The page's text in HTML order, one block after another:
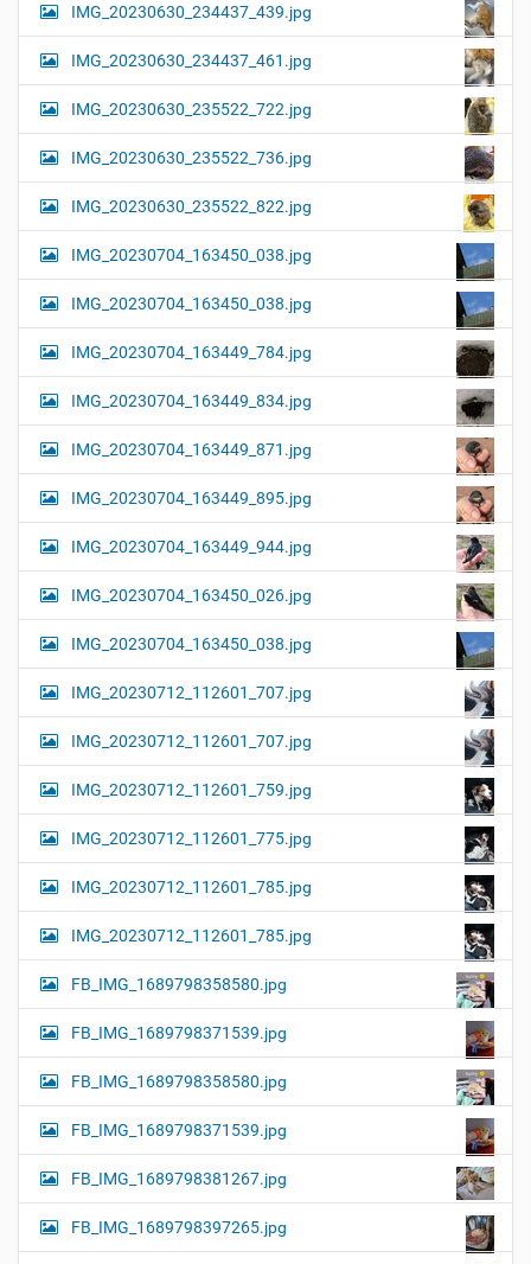
IMG_20230630_234437_439.jpg
IMG_20230630_234437_461.jpg
IMG_20230630_235522_722.jpg
IMG_20230630_235522_736.jpg
IMG_20230630_235522_822.jpg
IMG_20230704_163450_038.jpg
IMG_20230704_163450_038.jpg
IMG_20230704_163449_784.jpg
IMG_20230704_163449_834.jpg
IMG_20230704_163449_871.jpg
IMG_20230704_163449_895.jpg
IMG_20230704_163449_944.jpg
IMG_20230704_163450_026.jpg
IMG_20230704_163450_038.jpg
IMG_20230712_112601_707.jpg
IMG_20230712_112601_707.jpg
IMG_20230712_112601_759.jpg
IMG_20230712_112601_775.jpg
IMG_20230712_112601_785.jpg
IMG_20230712_112601_785.jpg
FB_IMG_1689798358580.jpg
FB_IMG_1689798371539.jpg
FB_IMG_1689798358580.jpg
FB_IMG_1689798371539.jpg
FB_IMG_1689798381267.jpg
FB_IMG_1689798397265.jpg